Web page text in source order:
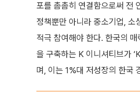
포를 촘촘히 연결함으로써 전
정책뿐만 아니라 중소기업, 소
적극 참여해야 한다. 한국의
을 구축하는 K 이니셔티브가
며, 이는 1%대 저성장의 한국